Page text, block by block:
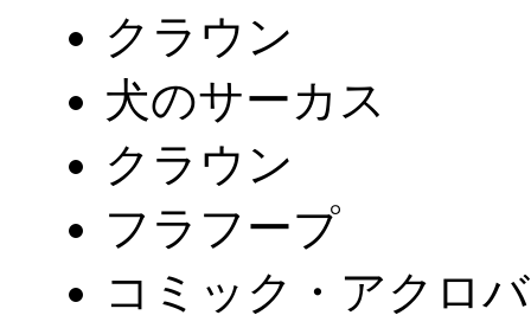
クラウン
犬のサーカス
クラウン
フラフープ
コミック・アクロ